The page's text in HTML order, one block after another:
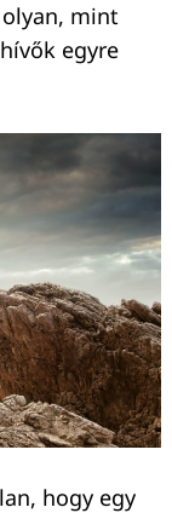
mint
egyre
hogy egy